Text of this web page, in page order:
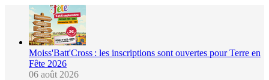
Moiss'Batt'Cross : les inscriptions sont ouvertes pour Terre en
Fête 2026
06 août 2026